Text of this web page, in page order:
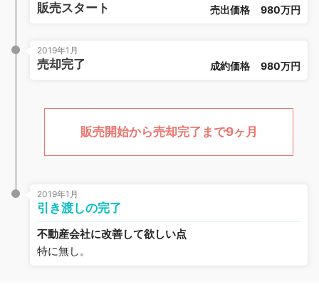
販売スタート 売出価格 980万円
2019年1月
売却完了 成約価格 980万円
販売開始から売却完了まで9ヶ月
2019年1月
引き渡しの完了
不動産会社に改善して欲しい点
特に無し。